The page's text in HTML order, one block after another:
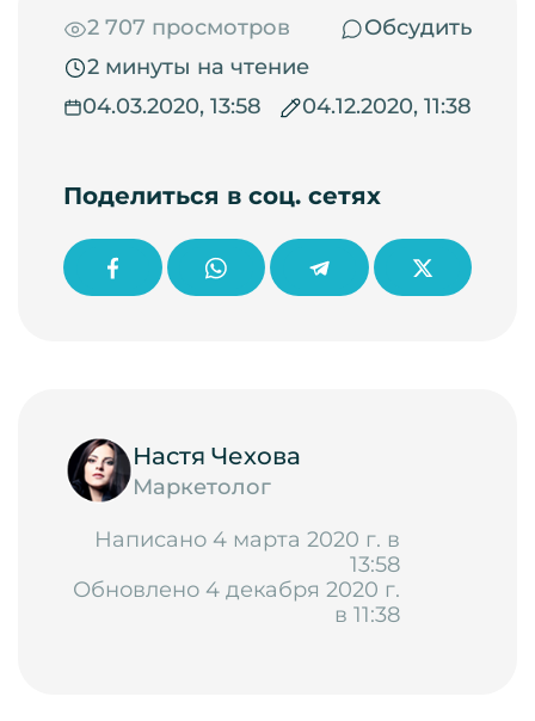
2 707 просмотров
Обсудить
2 минуты на чтение
04.03.2020, 13:58
04.12.2020, 11:38
Поделиться в соц. сетях
Настя Чехова
Маркетолог
Написано 4 марта 2020 г. в
13:58
Обновлено 4 декабря 2020 г.
в 11:38